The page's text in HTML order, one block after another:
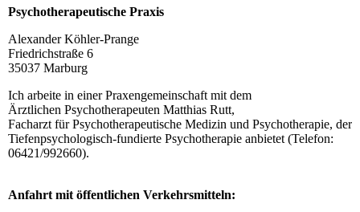
Psychotherapeutische Praxis
Alexander Köhler-Prange
Friedrichstraße 6
35037 Marburg
Ich arbeite in einer Praxengemeinschaft mit dem
Ärztlichen Psychotherapeuten Matthias Rutt,
Facharzt für Psychotherapeutische Medizin und Psychotherapie, der
Tiefenpsychologisch-fundierte Psychotherapie anbietet (Telefon:
06421/992660).
Anfahrt mit öffentlichen Verkehrsmitteln: